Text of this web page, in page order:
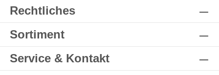
Rechtliches
Sortiment
Service & Kontakt